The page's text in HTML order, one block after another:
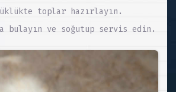
toplar hazırlayın.
bulayın ve soğutup servis edin.